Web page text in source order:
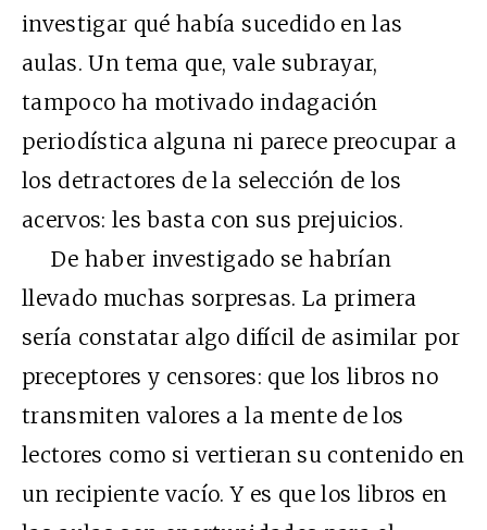
investigar qué había sucedido en las
aulas. Un tema que, vale subrayar,
tampoco ha motivado indagación
periodística alguna ni parece preocupar a
los detractores de la selección de los
acervos: les basta con sus prejuicios.
De haber investigado se habrían
llevado muchas sorpresas. La primera
sería constatar algo difícil de asimilar por
preceptores y censores: que los libros no
transmiten valores a la mente de los
lectores como si vertieran su contenido en
un recipiente vacío. Y es que los libros en